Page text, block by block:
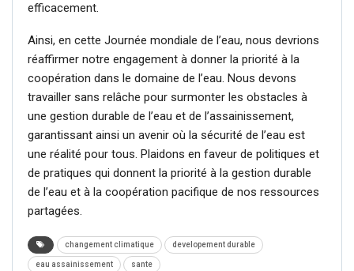
efficacement.
Ainsi, en cette Journée mondiale de l’eau, nous devrions
réaffirmer notre engagement à donner la priorité à la
coopération dans le domaine de l’eau. Nous devons
travailler sans relâche pour surmonter les obstacles à
une gestion durable de l’eau et de l’assainissement,
garantissant ainsi un avenir où la sécurité de l’eau est
une réalité pour tous. Plaidons en faveur de politiques et
de pratiques qui donnent la priorité à la gestion durable
de l’eau et à la coopération pacifique de nos ressources
partagées.
changement climatique developement durable
eau assainissement sante